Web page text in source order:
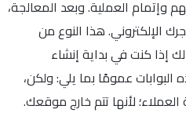
وإتمام العملية. وبعد المعالجة،
الإلكتروني. هذا النوع من
إذا كنت في بداية إنشاء
البوابات عمومًا بما يلي: ولكن،
لأنها تتم خارج موقعك.